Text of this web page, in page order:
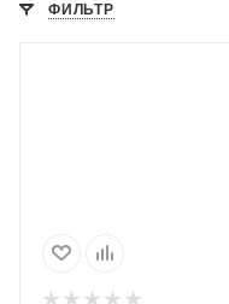
ФИЛЬТР